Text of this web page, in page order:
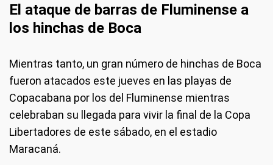
El ataque de barras de Fluminense a
los hinchas de Boca
Mientras tanto, un gran número de hinchas de Boca
fueron atacados este jueves en las playas de
Copacabana por los del Fluminense mientras
celebraban su llegada para vivir la final de la Copa
Libertadores de este sábado, en el estadio
Maracaná.